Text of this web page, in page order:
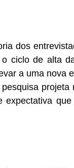
dos
ciclo de alta
a uma nova
projeta
que